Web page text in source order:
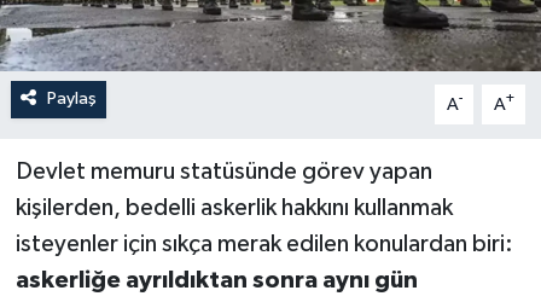
Paylaş A- A+
Devlet memuru statüsünde görev yapan
kişilerden, bedelli askerlik hakkını kullanmak
isteyenler için sıkça merak edilen konulardan biri:
askerliğe ayrıldıktan sonra aynı gün